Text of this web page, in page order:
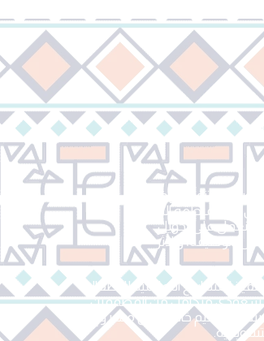
؟
وتنفيذ روضات
من المنطقة الشرقية
نعمل على تحويل
الوظيفة، والأثر
المشاريع التعليمية للأطفال
سعودي متكامل من المصممين
نبتكر مفاهيم خاصة لكل مشروع